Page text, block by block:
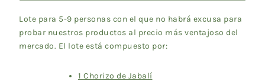
Lote para 5-9 personas con el que no habrá excusa para
probar nuestros productos al precio más ventajoso del
mercado. El lote está compuesto por:
1 Chorizo de Jabalí